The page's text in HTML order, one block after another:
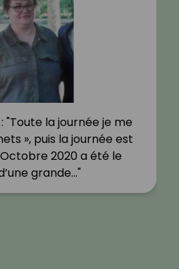
"Toute la journée je me
», puis la journée est
2020 a été le
grande…"